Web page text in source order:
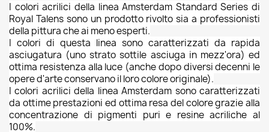
I colori acrilici della linea Amsterdam Standard Series di
Royal Talens sono un prodotto rivolto sia a professionisti
della pittura che ai meno esperti.
I colori di questa linea sono caratterizzati da rapida
asciugatura (uno strato sottile asciuga in mezz'ora) ed
ottima resistenza alla luce (anche dopo diversi decenni le
opere d'arte conservano il loro colore originale).
I colori acrilici della linea Amsterdam sono caratterizzati
da ottime prestazioni ed ottima resa del colore grazie alla
concentrazione di pigmenti puri e resine acriliche al
100%.